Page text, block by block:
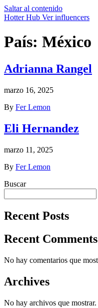
Saltar al contenido
Hotter Hub Ver influencers
País: México
Adrianna Rangel
marzo 16, 2025
By Fer Lemon
Eli Hernandez
marzo 11, 2025
By Fer Lemon
Buscar
Recent Posts
Recent Comments
No hay comentarios que
Archives
No hay archivos que mostrar.